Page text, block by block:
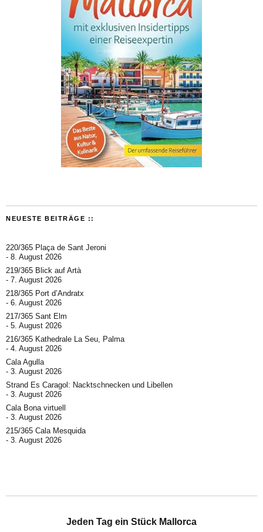
NEUESTE BEITRÄGE ::
220/365 Plaça de Sant Jeroni
8. August 2026
219/365 Blick auf Artà
7. August 2026
218/365 Port d’Andratx
6. August 2026
217/365 Sant Elm
5. August 2026
216/365 Kathedrale La Seu, Palma
4. August 2026
Cala Agulla
3. August 2026
Strand Es Caragol: Nacktschnecken und Libellen
3. August 2026
Cala Bona virtuell
3. August 2026
215/365 Cala Mesquida
3. August 2026
Jeden Tag ein Stück Mallorca